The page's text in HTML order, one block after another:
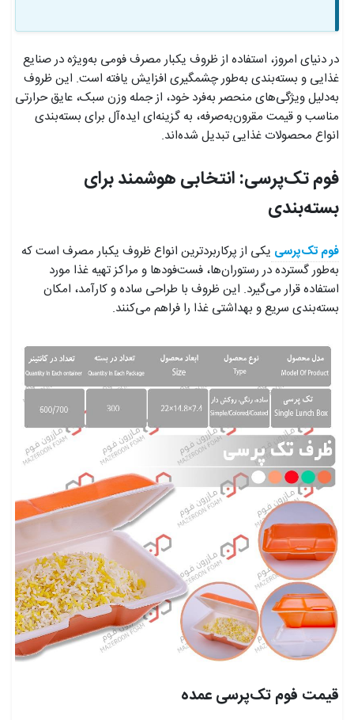
در دنیای امروز، استفاده از ظروف یکبار مصرف فومی به‌ویژه در صنایع
غذایی و بسته‌بندی به‌طور چشمگیری افزایش یافته است. این ظروف
به‌دلیل ویژگی‌های منحصر به‌فرد خود، از جمله وزن سبک، عایق حرارتی
مناسب و قیمت مقرون‌به‌صرفه، به گزینه‌ای ایده‌آل برای بسته‌بندی
انواع محصولات غذایی تبدیل شده‌اند.
فوم تک‌پرسی: انتخابی هوشمند برای
بسته‌بندی
فوم تک‌پرسی یکی از پرکاربردترین انواع ظروف یکبار مصرف است که
به‌طور گسترده در رستوران‌ها، فست‌فودها و مراکز تهیه غذا مورد
استفاده قرار می‌گیرد. این ظروف با طراحی ساده و کارآمد، امکان
بسته‌بندی سریع و بهداشتی غذا را فراهم می‌کنند.
قیمت فوم تک‌پرسی عمده